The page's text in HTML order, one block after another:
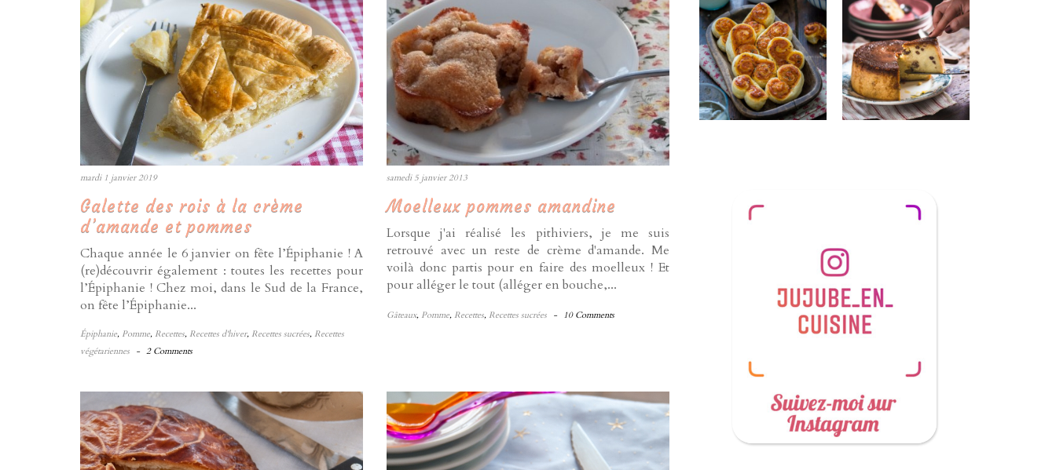
mardi 1 janvier 2019
Galette des rois à la crème
d’amande et pommes
Chaque année le 6 janvier on fête l’Épiphanie ! A
(re)découvrir également : toutes les recettes pour
l’Épiphanie ! Chez moi, dans le Sud de la France,
on fête l’Épiphanie...
Épiphanie, Pomme, Recettes, Recettes d'hiver, Recettes sucrées, Recettes
végétariennes - 2 Comments
samedi 5 janvier 2013
Moelleux pommes amandine
Lorsque j'ai réalisé les pithiviers, je me suis
retrouvé avec un reste de crème d'amande. Me
voilà donc partis pour en faire des moelleux ! Et
pour alléger le tout (alléger en bouche,...
Gâteaux, Pomme, Recettes, Recettes sucrées - 10 Comments